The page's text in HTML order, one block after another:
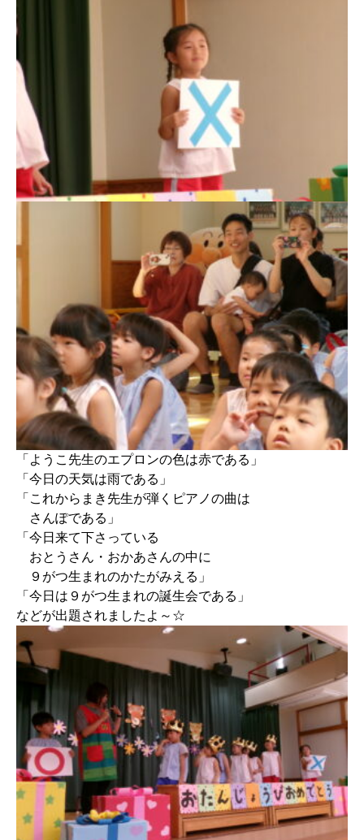
「ようこ先生のエプロンの色は赤である」
「今日の天気は雨である」
「これからまき先生が弾くピアノの曲は
さんぽである」
「今日来て下さっている
おとうさん・おかあさんの中に
９がつ生まれのかたがみえる」
「今日は９がつ生まれの誕生会である」
などが出題されましたよ～☆